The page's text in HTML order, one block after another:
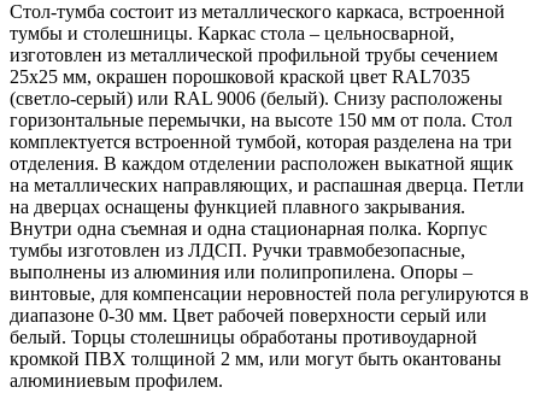
Стол-тумба состоит из металлического каркаса, встроенной
тумбы и столешницы. Каркас стола – цельносварной,
изготовлен из металлической профильной трубы сечением
25х25 мм, окрашен порошковой краской цвет RAL7035
(светло-серый) или RAL 9006 (белый). Снизу расположены
горизонтальные перемычки, на высоте 150 мм от пола. Стол
комплектуется встроенной тумбой, которая разделена на три
отделения. В каждом отделении расположен выкатной ящик
на металлических направляющих, и распашная дверца. Петли
на дверцах оснащены функцией плавного закрывания.
Внутри одна съемная и одна стационарная полка. Корпус
тумбы изготовлен из ЛДСП. Ручки травмобезопасные,
выполнены из алюминия или полипропилена. Опоры –
винтовые, для компенсации неровностей пола регулируются в
диапазоне 0-30 мм. Цвет рабочей поверхности серый или
белый. Торцы столешницы обработаны противоударной
кромкой ПВХ толщиной 2 мм, или могут быть окантованы
алюминиевым профилем.